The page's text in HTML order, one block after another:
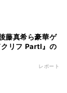
藤真希ら豪華ゲ
リフ PartI』の
レポート